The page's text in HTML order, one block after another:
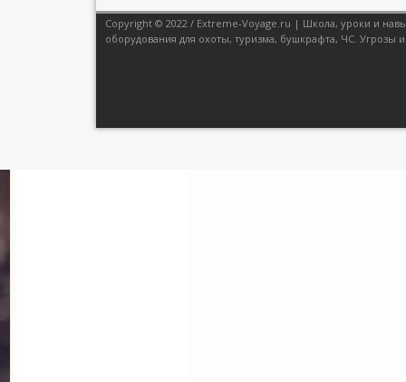
Copyright © 2022 / Extreme-Voyage.ru | Школа, уроки и
оборудования для охоты, туризма, бушкрафта, ЧС. Угрозы